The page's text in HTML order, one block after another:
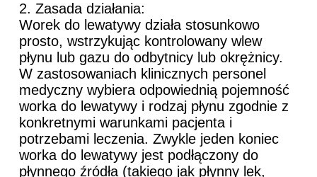
2. Zasada działania:
Worek do lewatywy działa stosunkowo
prosto, wstrzykując kontrolowany wlew
płynu lub gazu do odbytnicy lub okrężnicy.
W zastosowaniach klinicznych personel
medyczny wybiera odpowiednią pojemność
worka do lewatywy i rodzaj płynu zgodnie z
konkretnymi warunkami pacjenta i
potrzebami leczenia. Zwykle jeden koniec
worka do lewatywy jest podłączony do
płynnego źródła (takiego jak płynny lek,